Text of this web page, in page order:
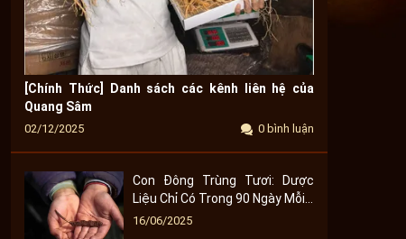
[Chính Thức] Danh sách các kênh liên hệ của
Quang Sâm
02/12/2025 0 bình luận
Con Đông Trùng Tươi: Dược
Liệu Chỉ Có Trong 90 Ngày Mỗi...
16/06/2025